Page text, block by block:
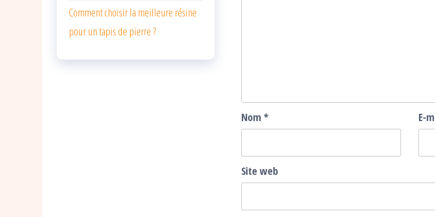
Nom * E-
Site web
Comment choisir la meilleure résine
pour un tapis de pierre ?